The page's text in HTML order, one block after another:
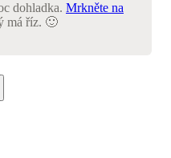
dohladka. Mrkněte na
má říz. 🙂